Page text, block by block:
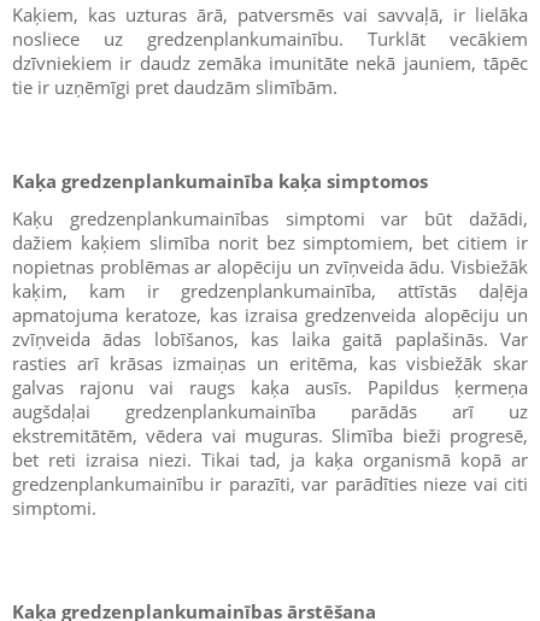
Kaķiem, kas uzturas ārā, patversmēs vai savvaļā, ir lielāka
nosliece uz gredzenplankumainību. Turklāt vecākiem
dzīvniekiem ir daudz zemāka imunitāte nekā jauniem, tāpēc
tie ir uzņēmīgi pret daudzām slimībām.
Kaķa gredzenplankumainība kaķa simptomos
Kaķu gredzenplankumainības simptomi var būt dažādi,
dažiem kaķiem slimība norit bez simptomiem, bet citiem ir
nopietnas problēmas ar alopēciju un zvīņveida ādu. Visbiežāk
kaķim, kam ir gredzenplankumainība, attīstās daļēja
apmatojuma keratoze, kas izraisa gredzenveida alopēciju un
zvīņveida ādas lobīšanos, kas laika gaitā paplašinās. Var
rasties arī krāsas izmaiņas un eritēma, kas visbiežāk skar
galvas rajonu vai raugs kaķa ausīs. Papildus ķermeņa
augšdaļai gredzenplankumainība parādās arī uz
ekstremitātēm, vēdera vai muguras. Slimība bieži progresē,
bet reti izraisa niezi. Tikai tad, ja kaķa organismā kopā ar
gredzenplankumainību ir parazīti, var parādīties nieze vai citi
simptomi.
Kaķa gredzenplankumainības ārstēšana